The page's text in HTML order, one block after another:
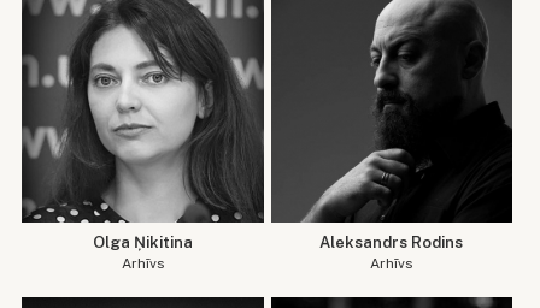
Olga Ņikitina
Arhīvs
Aleksandrs Rodins
Arhīvs